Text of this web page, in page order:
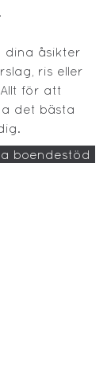
dina åsikter
ris eller
för att
det bästa
boendestöd